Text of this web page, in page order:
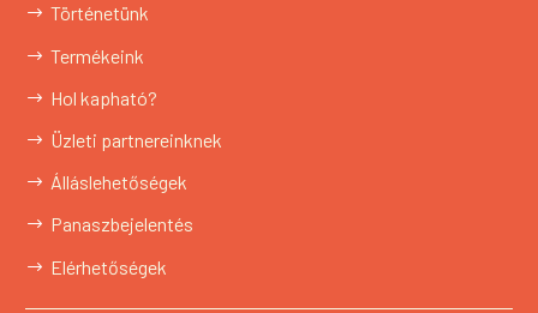
Történetünk
Termékeink
Hol kapható?
Üzleti partnereinknek
Álláslehetőségek
Panaszbejelentés
Elérhetőségek